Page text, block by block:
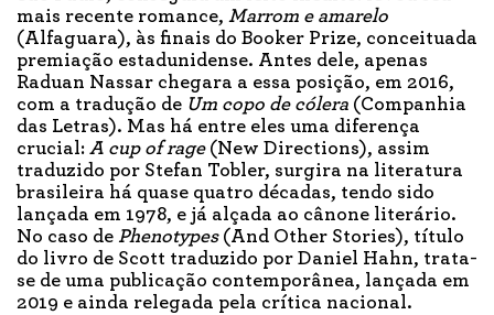
mais recente romance, Marrom e amarelo
(Alfaguara), às finais do Booker Prize, conceituada
premiação estadunidense. Antes dele, apenas
Raduan Nassar chegara a essa posição, em 2016,
com a tradução de Um copo de cólera (Companhia
das Letras). Mas há entre eles uma diferença
crucial: A cup of rage (New Directions), assim
traduzido por Stefan Tobler, surgira na literatura
brasileira há quase quatro décadas, tendo sido
lançada em 1978, e já alçada ao cânone literário.
No caso de Phenotypes (And Other Stories), título
do livro de Scott traduzido por Daniel Hahn, trata-
se de uma publicação contemporânea, lançada em
2019 e ainda relegada pela crítica nacional.